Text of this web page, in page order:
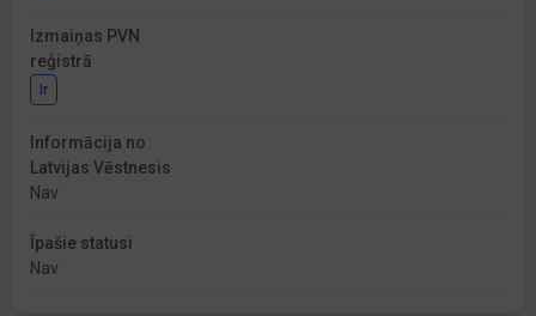
Izmaiņas PVN
reģistrā
Ir
Informācija no
Latvijas Vēstnesis
Nav
Īpašie statusi
Nav